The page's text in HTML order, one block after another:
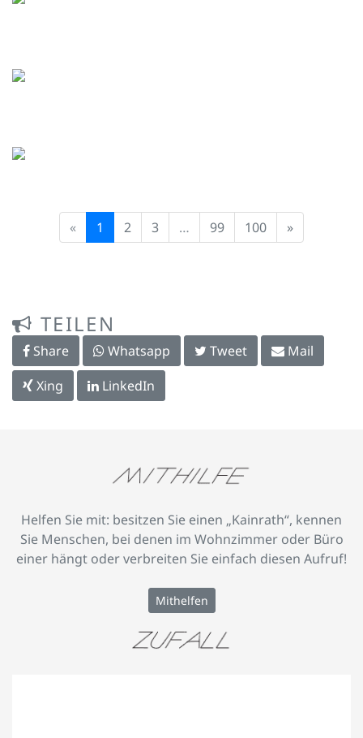
« 1 2 3 … 99 100 »
TEILEN
Share Whatsapp Tweet
Mail
Xing
LinkedIn
Helfen Sie mit: besitzen Sie einen „Kainrath“, kennen
Sie Menschen, bei denen im Wohnzimmer oder Büro
einer hängt oder verbreiten Sie einfach diesen Aufruf!
Mithelfen